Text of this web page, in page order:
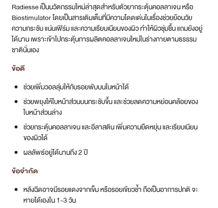
Radiesse เป็นนวัตกรรมใหม่ล่าสุดสำหรับตัวยากระตุ้นคอลลาเจน หรือ
Biostimulator โดยเป็นสารเติมเต็มที่มีความโดดเด่นในเรื่องช่วยย้อนวัย
ความกระชับ แน่นเฟิร์ม และความเรียบเนียนของผิว ทำให้ผิวชุ่มชื้น แถมยังอยู่
ได้นาน เพราะเข้าไปกระตุ้นการผลิตคอลลาเจนใหม่ในร่างกายตามธรรรม
ชาตินั่นเอง
ข้อดี
ช่วยเพิ่มวอลลุ่มให้กับรอยพับบนใบหน้าได้
ช่วยพยุงให้ใบหน้าส่วนบนกระชับขึ้น และช่วยลดความหย่อนคล้อยของ
ใบหน้าส่วนล่าง
ช่วยกระตุ้นคอลลาเจน และอีลาสติน เพิ่มความยืดหยุ่น และเรียบเนียน
ของผิวได้
ผลลัพธ์อยู่ได้นานถึง 2 ปี
ข้อจำกัด
หลังฉีดอาจมีรอยแดงจากเข็ม หรือรอยเขียวช้ำ ถือเป็นอาการปกติ จะ
หายได้เองใน 1-3 วัน